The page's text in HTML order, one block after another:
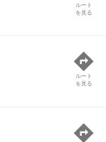
ルート
を見る
ルート
を見る